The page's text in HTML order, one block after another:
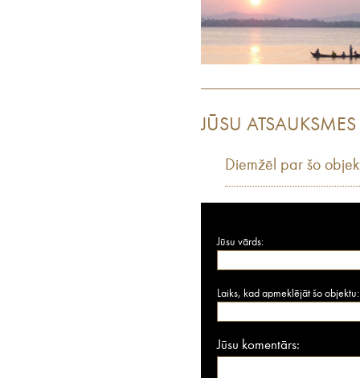
JŪSU ATSAUKSMES
Diemžēl par šo
Jūsu vārds:
Laiks, kad apmeklējāt šo objektu:
Jūsu komentārs: